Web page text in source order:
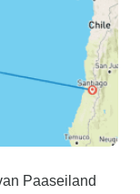
Paaseiland